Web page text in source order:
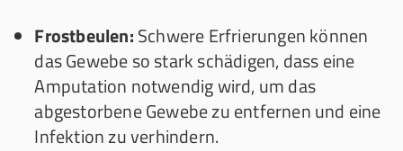
Frostbeulen:Schwere Erfrierungen können
das Gewebe so stark schädigen, dass eine
Amputation notwendig wird, um das
abgestorbene Gewebe zu entfernen und eine
Infektion zu verhindern.